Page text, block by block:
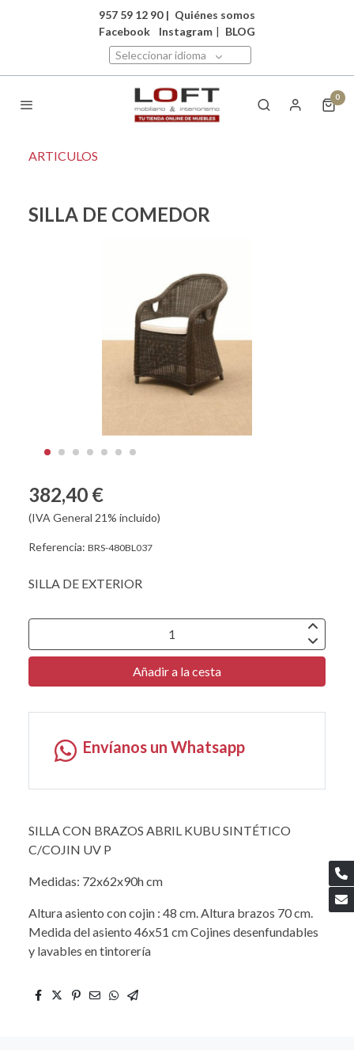
957 59 12 90 | Quiénes somos
Facebook
Instagram | BLOG
Seleccionar idioma
0
ARTICULOS
SILLA DE COMEDOR
382,40 €
(IVA General 21% incluido)
Referencia: BRS-480BL037
SILLA DE EXTERIOR
Añadir a la cesta
Envíanos un Whatsapp
SILLA CON BRAZOS ABRIL KUBU SINTÉTICO
C/COJIN UV P
Medidas: 72x62x90h cm
Altura asiento con cojin : 48 cm. Altura brazos 70 cm.
Medida del asiento 46x51 cm Cojines desenfundables
y lavables en tintorería